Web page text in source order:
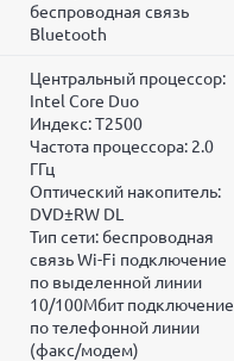
беспроводная связь
Bluetooth
Центральный процессор:
Intel Core Duo
Индекс: T2500
Частота процессора: 2.0
ГГц
Оптический накопитель:
DVD±RW DL
Тип сети: беспроводная
связь Wi-Fi подключение
по выделенной линии
10/100Мбит подключение
по телефонной линии
(факс/модем)